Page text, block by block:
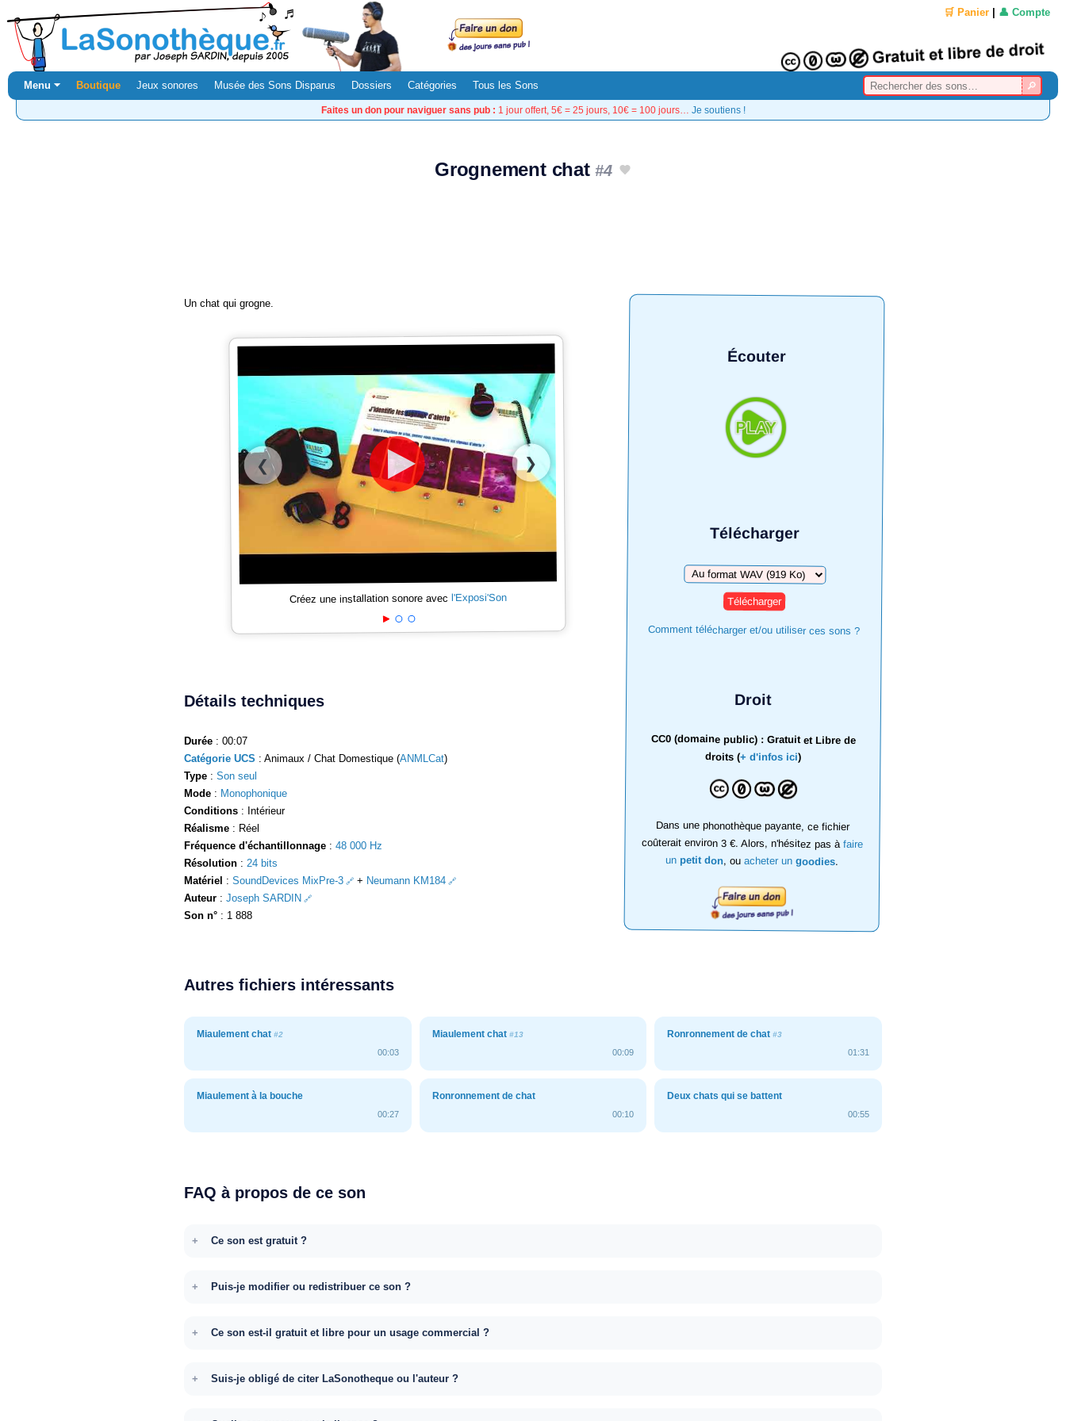
🛒 Panier 👤 Compte
Menu ⏷ Boutique Jeux sonores Musée des Sons Disparus Dossiers Catégories Tous les Sons
Faites un don pour naviguer sans pub : 1 jour offert, 5€ = 25 jours, 10€ = 100 jours… Je soutiens !
Grognement chat#4
Écouter
Télécharger
Télécharger
Comment télécharger et/ou utiliser ces sons ?
Droit
CC0 (domaine public) : Gratuit et Libre de
droits (+ d'infos ici)
Dans une phonothèque payante, ce fichier
coûterait environ 3 €. Alors, n'hésitez pas àfaire
un petit don, ouacheter ungoodies.
Un chat qui grogne.
❮ ❯
Créez une installation sonore avecl'Exposi'Son
Détails techniques
Durée : 00:07
Catégorie UCS : Animaux / Chat Domestique (ANMLCat)
Type : Son seul
Mode : Monophonique
Conditions : Intérieur
Réalisme : Réel
Fréquence d'échantillonnage : 48 000 Hz
Résolution : 24 bits
Matériel : SoundDevices MixPre-3 + Neumann KM184
Auteur : Joseph SARDIN
Son n° : 1 888
Autres fichiers intéressants
Miaulement chat #2
00:03
Miaulement chat #13
00:09
Ronronnement de chat#3
01:31
Miaulement à la bouche
00:27
Ronronnement de chat
00:10
Deux chats qui se battent
00:55
FAQ à propos de ce son
Ce son est gratuit ?
Puis-je modifier ou redistribuer ce son ?
Ce son est-il gratuit et libre pour un usage commercial ?
Suis-je obligé de citer LaSonotheque ou l'auteur ?